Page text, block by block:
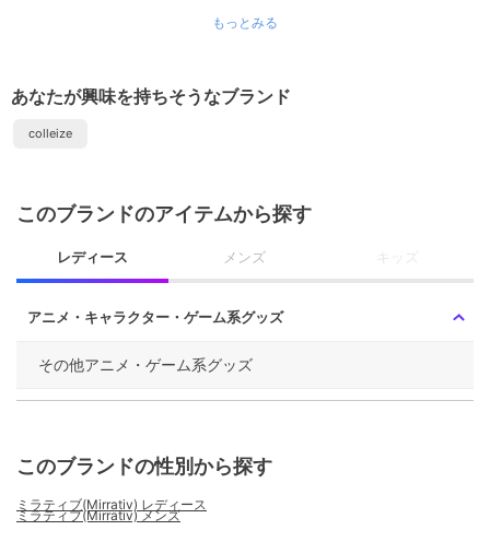
もっとみる
あなたが興味を持ちそうなブランド
colleize
このブランドのアイテムから探す
レディース メンズ キッズ
アニメ・キャラクター・ゲーム系グッズ
その他アニメ・ゲーム系グッズ
このブランドの性別から探す
ミラティブ(Mirrativ) レディース
ミラティブ(Mirrativ) メンズ